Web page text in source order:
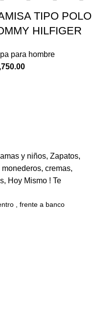
TIPO POLO
HILFIGER
para hombre
y niños, Zapatos,
cremas,
Hoy Mismo ! Te
, frente a banco